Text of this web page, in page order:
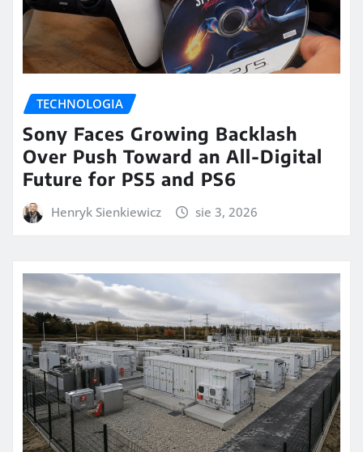
TECHNOLOGIA
Sony Faces Growing Backlash
Over Push Toward an All-Digital
Future for PS5 and PS6
Henryk Sienkiewicz sie 3, 2026